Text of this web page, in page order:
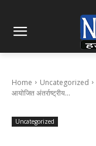
Home Uncategorized
आयोजित अंतर्राष्ट्रीय...
Uncategorized